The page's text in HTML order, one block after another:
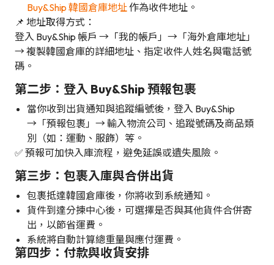
Buy&Ship 韓國倉庫地址作為收件地址。
📌 地址取得方式：
登入 Buy&Ship 帳戶 →「我的帳戶」→「海外倉庫地址」
→ 複製韓國倉庫的詳細地址、指定收件人姓名與電話號
碼。
第二步：登入 Buy&Ship 預報包裹
當你收到出貨通知與追蹤編號後，登入 Buy&Ship
→「預報包裹」→ 輸入物流公司、追蹤號碼及商品類
別（如：運動、服飾）等。
✅ 預報可加快入庫流程，避免延誤或遺失風險。
第三步：包裹入庫與合併出貨
包裹抵達韓國倉庫後，你將收到系統通知。
貨件到達分揀中心後，可選擇是否與其他貨件合併寄
出，以節省運費。
系統將自動計算總重量與應付運費。
第四步：付款與收貨安排